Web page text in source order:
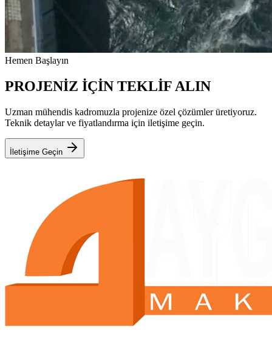
Hemen Başlayın
PROJENİZ İÇİN TEKLİF ALIN
Uzman mühendis kadromuzla projenize özel çözümler üretiyoruz.
Teknik detaylar ve fiyatlandırma için iletişime geçin.
İletişime Geçin